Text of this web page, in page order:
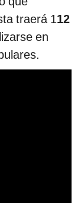
traerá 112
en